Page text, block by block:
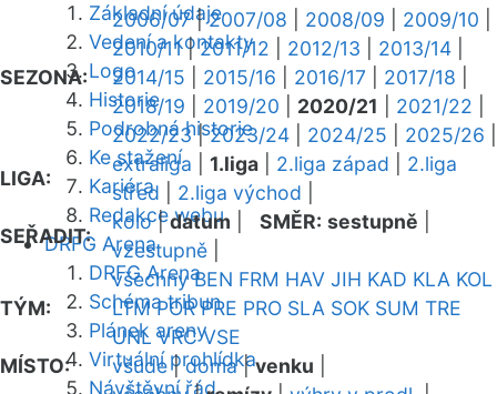
Základní údaje
Vedení a kontakty
Logo
Historie
Podrobná historie
Ke stažení
Kariéra
Redakce webu
DRFG Arena
DRFG Arena
Schéma tribun
Plánek areny
Virtuální prohlídka
Návštěvní řád
SEZONA:
2006/07|2007/08 2008/09 2009/10
2010/11|2011/12 2012/13 2013/14
2014/15
2015/16 2016/17 2017/18
2018/19
2019/20 2020/21 2021/22
2022/23|2023/24 2024/25 2025/26
LIGA:
extraliga 1.liga 2.liga západ
2.liga
střed
2.liga východ
SEŘADIT:
kolo|datum SMĚR: sestupně
vzestupně
TÝM:
všechny BEN FRM HAV JIH KAD KLA KOL
LTM POR PRE PRO SLA SOK SUM TRE
UNL VRC VSE
MÍSTO:
všude|doma|venku